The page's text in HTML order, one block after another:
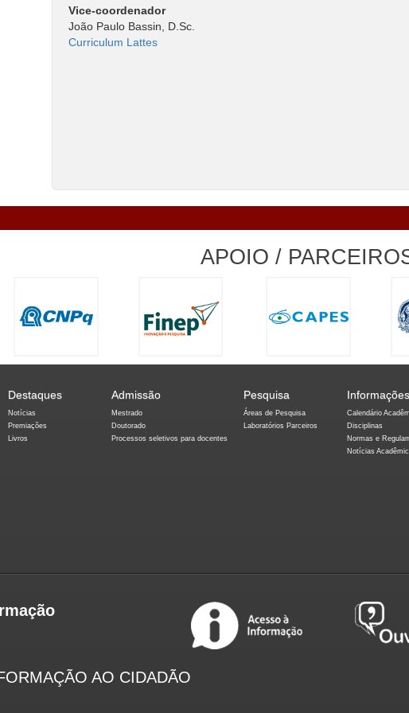
Vice-coordenador
João Paulo Bassin, D.Sc.
Curriculum Lattes
APOIO /
Destaques
Notícias
Premiações
Livros
Admissão
Mestrado
Doutorado
Processos seletivos para docentes
Pesquisa
Áreas de Pesquisa
Laboratórios Parceiros
Calendário
Disciplinas
Normas e
Notícias
AO CIDADÃO